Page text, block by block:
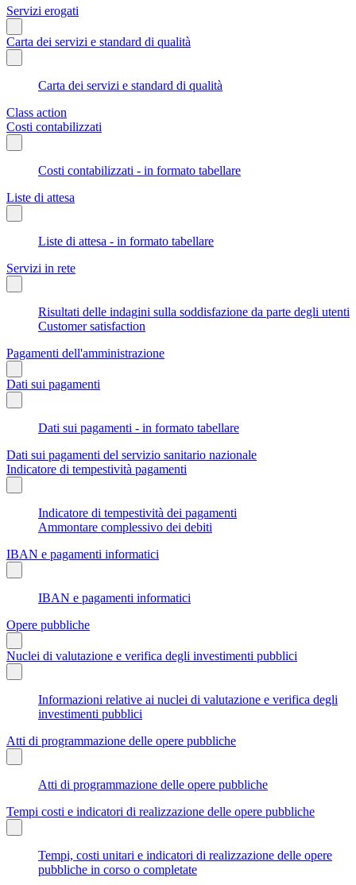
Servizi erogati
Carta dei servizi e standard di qualità
Carta dei servizi e standard di qualità
Class action
Costi contabilizzati
Costi contabilizzati - in formato tabellare
Liste di attesa
Liste di attesa - in formato tabellare
Servizi in rete
Risultati delle indagini sulla soddisfazione da parte degli utenti
Customer satisfaction
Pagamenti dell'amministrazione
Dati sui pagamenti
Dati sui pagamenti - in formato tabellare
Dati sui pagamenti del servizio sanitario nazionale
Indicatore di tempestività pagamenti
Indicatore di tempestività dei pagamenti
Ammontare complessivo dei debiti
IBAN e pagamenti informatici
IBAN e pagamenti informatici
Opere pubbliche
Nuclei di valutazione e verifica degli investimenti pubblici
Informazioni relative ai nuclei di valutazione e verifica degli
investimenti pubblici
Atti di programmazione delle opere pubbliche
Atti di programmazione delle opere pubbliche
Tempi costi e indicatori di realizzazione delle opere pubbliche
Tempi, costi unitari e indicatori di realizzazione delle opere
pubbliche in corso o completate